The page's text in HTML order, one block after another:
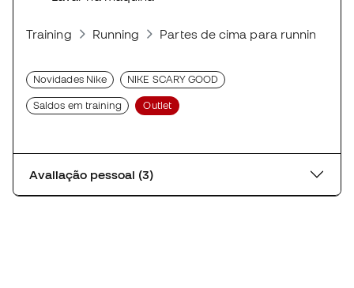
Training Running Partes de cima para running
Novidades Nike NIKE SCARY GOOD
Saldos em training Outlet
Avaliação pessoal (3)